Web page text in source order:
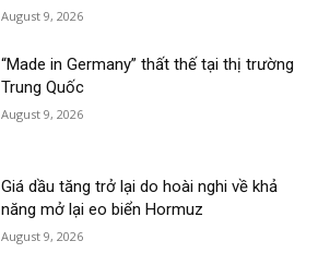
August 9, 2026
“Made in Germany” thất thế tại thị trường
Trung Quốc
August 9, 2026
Giá dầu tăng trở lại do hoài nghi về khả
năng mở lại eo biển Hormuz
August 9, 2026